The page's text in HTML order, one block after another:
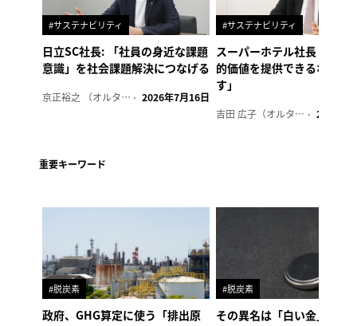
#サステナビリティ
日立SC社長: 「社員の身近な課題
意識」を社会課題解決につなげる
京正裕之 （オルタナ副編集長） 2026年7月16日
#サステナビリティ
スーパーホテル社長「地域
的価値を提供できるホテル
す」
吉田 広子（オルタナ輪番編集長） 2026年6
重要キーワード
#脱炭素
政府、GHG算定に使う「排出原
#脱炭素
その異名は「白い金」、リ